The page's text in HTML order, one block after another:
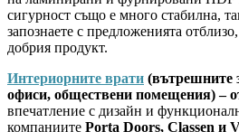
сигурност също е много стабилна,
запознаете с предложенията
добрия продукт.
Интериорните врати (вътрешните
офиси, обществени помещения) –
впечатление с дизайн и
компаниите Porta Doors, Classen и